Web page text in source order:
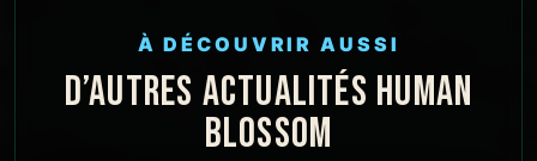
À DÉCOUVRIR AUSSI
D’AUTRES ACTUALITÉS HUMAN
BLOSSOM